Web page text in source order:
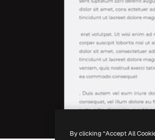
By clicking “Accept All